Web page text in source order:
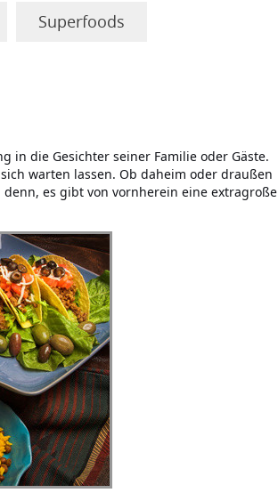
Superfoods
in die Gesichter seiner Familie oder Gäste.
warten lassen. Ob daheim oder draußen
es gibt von vornherein eine extragroße